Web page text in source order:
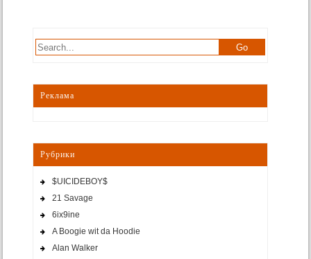
Реклама
Рубрики
$UICIDEBOY$
21 Savage
6ix9ine
A Boogie wit da Hoodie
Alan Walker